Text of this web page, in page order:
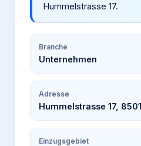
Hummelstrasse 17.
Branche
Unternehmen
Adresse
Hummelstrasse 17,
Einzugsgebiet